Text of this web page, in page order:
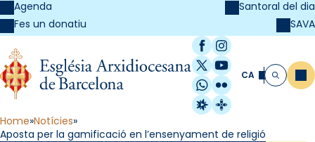
Agenda
Fes un donatiu
Santoral del dia
SAVA
Facebook
Instagram
X / Twitter
YouTube
WhatsApp
Flickr
Radio Estel
Catalunya
CA Cerca
Home Notícies
Aposta per la gamificació en l’ensenyament de religió